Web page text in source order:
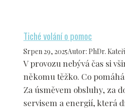
Tiché volání o pomoc
Srpen 29, 2025Autor: PhDr.
V provozu nebývá čas si
někomu těžko. Co
Za úsměvem obsluhy, za
servisem a energií, která